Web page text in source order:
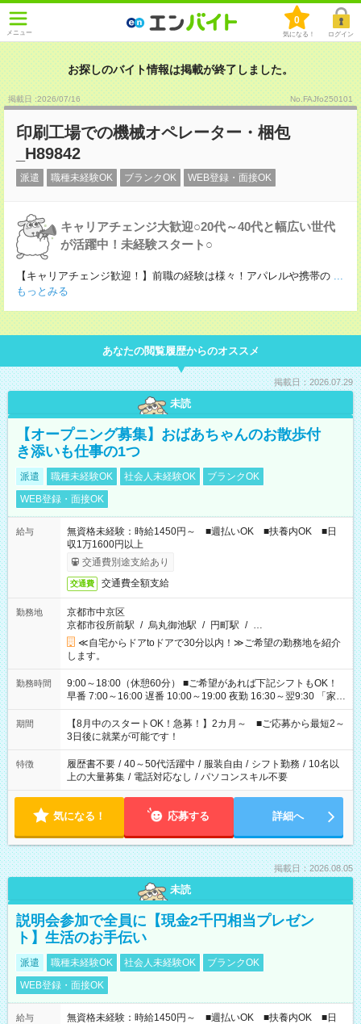
メニュー
0
気になる！ ログイン
お探しのバイト情報は掲載が終了しました。
掲載日 :2026/07/16 No.FAJfo250101
印刷工場での機械オペレーター・梱包
_H89842
派遣 職種未経験OK ブランクOK WEB登録・面接OK
キャリアチェンジ大歓迎○20代～40代と幅広い世代
が活躍中！未経験スタート○
【キャリアチェンジ歓迎！】前職の経験は様々！アパレルや携帯の ...
もっとみる
あなたの閲覧履歴からのオススメ
掲載日：2026.07.29
未読
【オープニング募集】おばあちゃんのお散歩付
き添いも仕事の1つ
派遣 職種未経験OK 社会人未経験OK
ブランクOK
WEB登録・面接OK
給与
無資格未経験：時給1450円～ ■週払いOK ■扶養内OK ■日
収1万1600円以上
交通費別途支給あり
交通費 交通費全額支給
勤務地
京都市中京区
京都市役所前駅 / 烏丸御池駅 / 円町駅 / …
≪自宅からドアtoドアで30分以内！≫ご希望の勤務地を紹介
します。
勤務時間
9:00～18:00（休憩60分） ■ご希望があれば下記シフトもOK！
早番 7:00～16:00 遅番 10:00～19:00 夜勤 16:30～翌9:30 「家族
と休みを合わせたい」 「余裕を持って夕飯の準備がしたい」
「できれば残業はしたくない」 など、ご希望を教えてください
ね。 ※Wワーク希望の方へ 今ご覧のお仕事で希望する勤務時間
と、もう1つのお仕事の勤務時間。 合計で週40時間を超える場
合は応募できません。
期間
【8月中のスタートOK！急募！】2カ月～ ■ご応募から最短2～
3日後に就業が可能です！
特徴 履歴書不要 / 40～50代活躍中 / 服装自由 / シフト勤務 / 10名以
上の大量募集 / 電話対応なし / パソコンスキル不要
気になる！ 応募する 詳細へ
掲載日：2026.08.05
未読
説明会参加で全員に【現金2千円相当プレゼン
ト】生活のお手伝い
派遣 職種未経験OK 社会人未経験OK
ブランクOK
WEB登録・面接OK
給与
無資格未経験：時給1450円～ ■週払いOK ■扶養内OK ■日